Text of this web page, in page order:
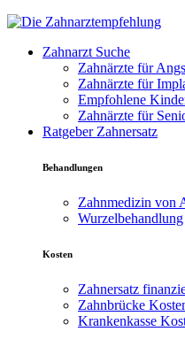
Zahnarzt Suche
Zahnärzte für
Zahnärzte für
Empfohlene
Zahnärzte für
Ratgeber Zahnersatz
Behandlungen
Zahnmedizin von
Wurzelbehandlung
Kosten
Zahnersatz
Zahnbrücke
Krankenkasse